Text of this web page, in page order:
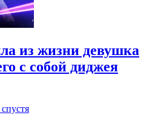
из жизни девушка
с собой диджея